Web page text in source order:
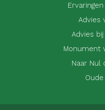
Advies
Advies
Monument
Naar Nul